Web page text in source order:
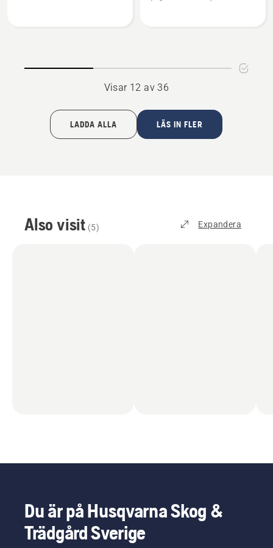
Alkylatbensin
Visar 12 av 36
LADDA ALLA LÄS IN FLER
Also visit (5) Expandera
Du är på Husqvarna Skog &
Trädgård Sverige